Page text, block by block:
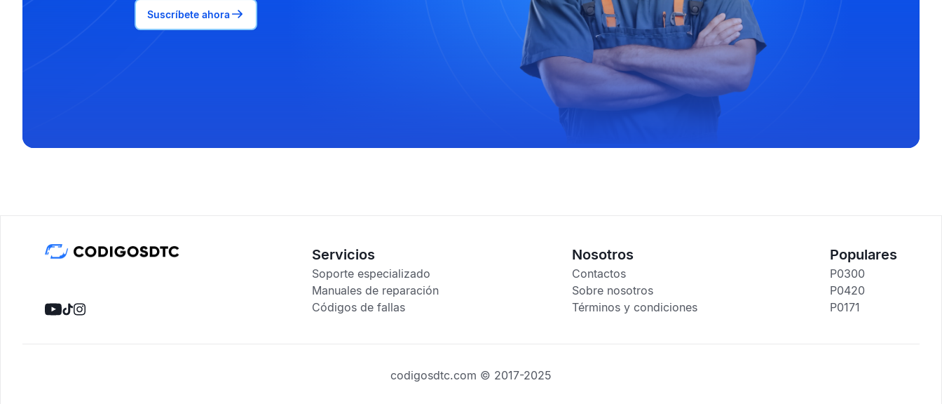
Suscríbete ahora
Servicios
Soporte especializado
Manuales de reparación
Códigos de fallas
Nosotros
Contactos
Sobre nosotros
Términos y condiciones
Populares
P0300
P0420
P0171
codigosdtc.com © 2017-2025